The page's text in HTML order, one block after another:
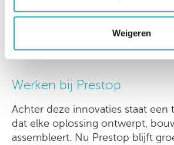
Weigeren
evenementen.
Werken bij Prestop
Achter deze innovaties staat een
dat elke oplossing ontwerpt,
assembleert. Nu Prestop blijft